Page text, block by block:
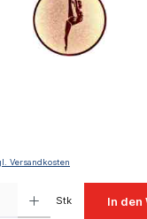
Versandkosten
Stk In den